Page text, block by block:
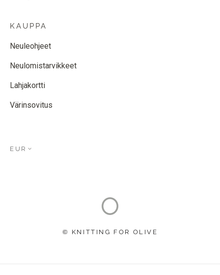
KAUPPA
Neuleohjeet
Neulomistarvikkeet
Lahjakortti
Värinsovitus
EUR
© KNITTING FOR OLIVE